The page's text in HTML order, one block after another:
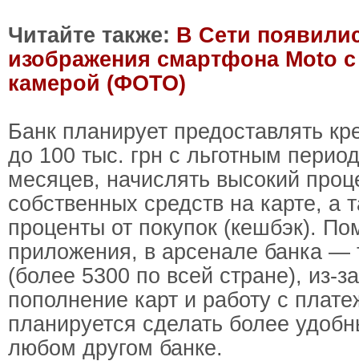
Читайте также: В Сети
изображения смартфона Moto
камерой (ФОТО)
Банк планирует предоставлять
до 100 тыс. грн с льготным
месяцев, начислять высокий
собственных средств на карте, а
проценты от покупок (кешбэк).
приложения, в арсенале банка
(более 5300 по всей стране), из-за
пополнение карт и работу с
планируется сделать более
любом другом банке.